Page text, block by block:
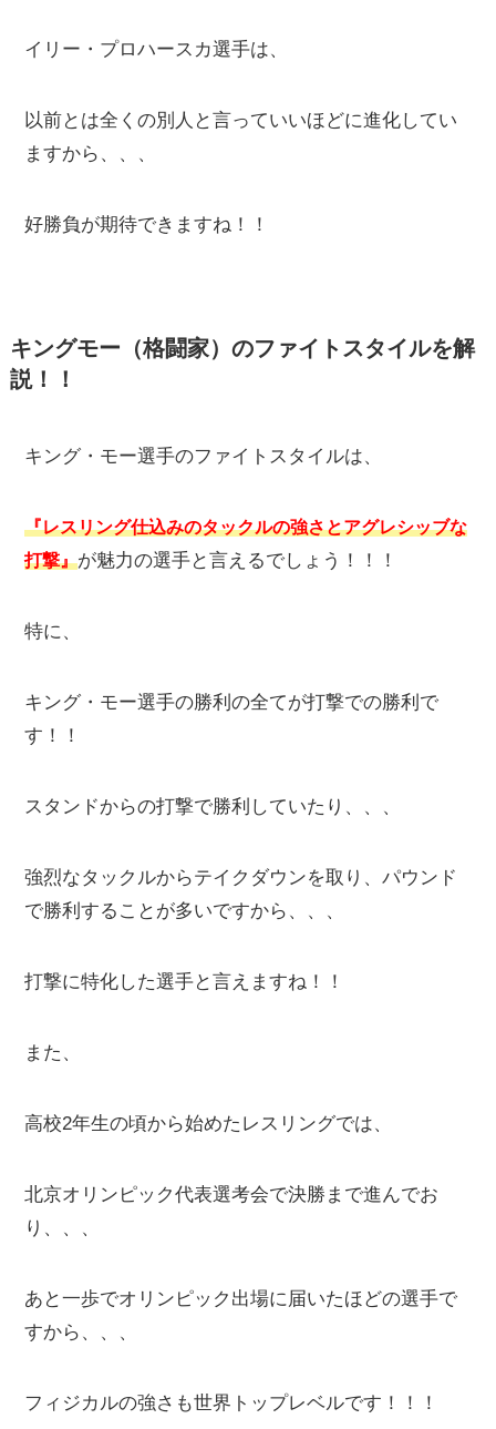
イリー・プロハースカ選手は、
以前とは全くの別人と言っていいほどに進化してい
ますから、、、
好勝負が期待できますね！！
キングモー（格闘家）のファイトスタイルを解
説！！
キング・モー選手のファイトスタイルは、
『レスリング仕込みのタックルの強さとアグレシッブな
打撃』が魅力の選手と言えるでしょう！！！
特に、
キング・モー選手の勝利の全てが打撃での勝利で
す！！
スタンドからの打撃で勝利していたり、、、
強烈なタックルからテイクダウンを取り、パウンド
で勝利することが多いですから、、、
打撃に特化した選手と言えますね！！
また、
高校2年生の頃から始めたレスリングでは、
北京オリンピック代表選考会で決勝まで進んでお
り、、、
あと一歩でオリンピック出場に届いたほどの選手で
すから、、、
フィジカルの強さも世界トップレベルです！！！